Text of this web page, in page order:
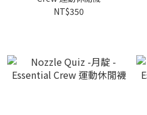
NT$350